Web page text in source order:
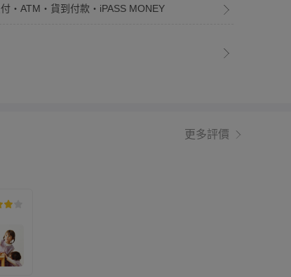
・ATM・貨到付款・iPASS MONEY
更多評價